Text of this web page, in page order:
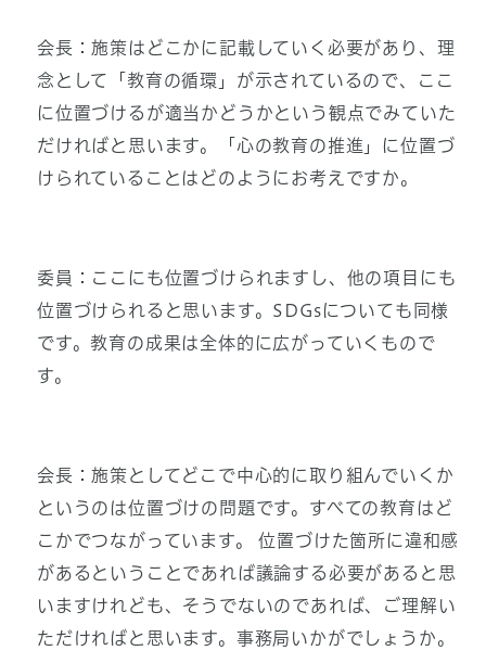
会長：施策はどこかに記載していく必要があり、理
念として「教育の循環」が示されているので、ここ
に位置づけるが適当かどうかという観点でみていた
だければと思います。「心の教育の推進」に位置づ
けられていることはどのようにお考えですか。
委員：ここにも位置づけられますし、他の項目にも
位置づけられると思います。SDGsについても同様
です。教育の成果は全体的に広がっていくもので
す。
会長：施策としてどこで中心的に取り組んでいくか
というのは位置づけの問題です。すべての教育はど
こかでつながっています。 位置づけた箇所に違和感
があるということであれば議論する必要があると思
いますけれども、そうでないのであれば、ご理解い
ただければと思います。事務局いかがでしょうか。